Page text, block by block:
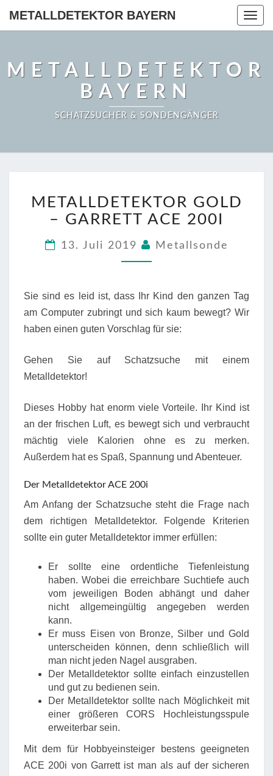
METALLDETEKTOR BAYERN
METALLDETEKTOR
BAYERN
SCHATZSUCHER & SONDENGÄNGER
GOLD
–
GARRETT
ACE
METALLDETEKTOR GOLD
– GARRETT ACE 200I
13. Juli 2019 Metallsonde
Sie sind es leid ist, dass Ihr Kind den ganzen Tag
am Computer zubringt und sich kaum bewegt? Wir
haben einen guten Vorschlag für sie:
Gehen Sie auf Schatzsuche mit einem
Metalldetektor!
Dieses Hobby hat enorm viele Vorteile. Ihr Kind ist
an der frischen Luft, es bewegt sich und verbraucht
mächtig viele Kalorien ohne es zu merken.
Außerdem hat es Spaß, Spannung und Abenteuer.
Der Metalldetektor ACE 200i
Am Anfang der Schatzsuche steht die Frage nach
dem richtigen Metalldetektor. Folgende Kriterien
sollte ein guter Metalldetektor immer erfüllen:
Er sollte eine ordentliche Tiefenleistung
haben. Wobei die erreichbare Suchtiefe auch
vom jeweiligen Boden abhängt und daher
nicht allgemeingültig angegeben werden
kann.
Er muss Eisen von Bronze, Silber und Gold
unterscheiden können, denn schließlich will
man nicht jeden Nagel ausgraben.
Der Metalldetektor sollte einfach einzustellen
und gut zu bedienen sein.
Der Metalldetektor sollte nach Möglichkeit mit
einer größeren CORS Hochleistungsspule
erweiterbar sein.
Mit dem für Hobbyeinsteiger bestens geeigneten
ACE 200i von Garrett ist man als auf der sicheren